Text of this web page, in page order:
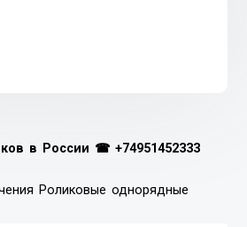
в России ☎+74951452333
Роликовые однорядные